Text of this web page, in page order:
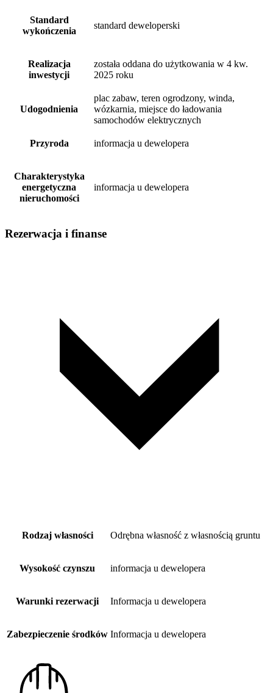
Standard
wykończenia
standard deweloperski
Realizacja
inwestycji
została oddana do użytkowania w 4 kw.
2025 roku
Udogodnienia
plac zabaw, teren ogrodzony, winda,
wózkarnia, miejsce do ładowania
samochodów elektrycznych
Przyroda informacja u dewelopera
Charakterystyka
energetyczna
nieruchomości
informacja u dewelopera
Rezerwacja i finanse
Rodzaj własności Odrębna własność z własnością gruntu
Wysokość czynszu informacja u dewelopera
Warunki rezerwacji Informacja u dewelopera
Zabezpieczenie środków Informacja u dewelopera